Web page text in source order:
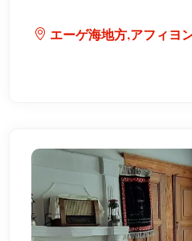
エーゲ海地方,アフィヨ